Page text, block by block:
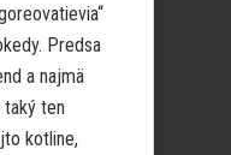
Predsa
a najmä
ten
kotline,